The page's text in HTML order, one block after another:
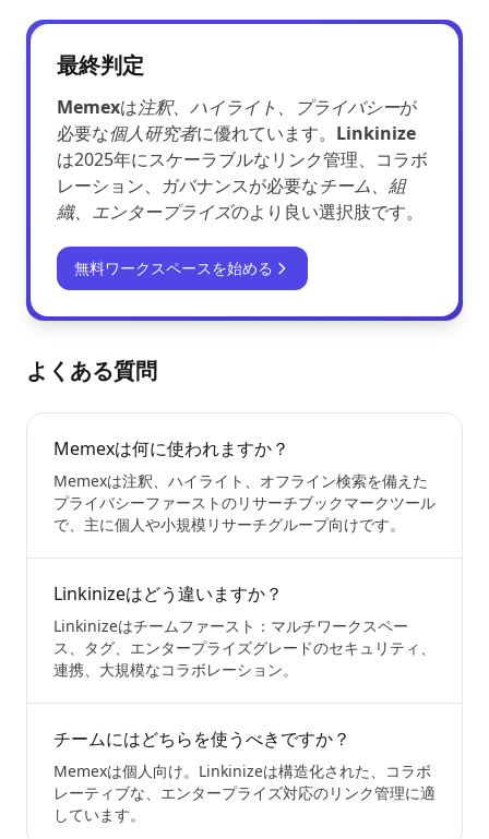
最終判定
Memexは注釈、ハイライト、プライバシーが
必要な個人研究者に優れています。 Linkinize
は2025年にスケーラブルなリンク管理、コラボ
レーション、ガバナンスが必要なチーム、組
織、エンタープライズのより良い選択肢です。
無料ワークスペースを始める
よくある質問
Memexは何に使われますか？
Memexは注釈、ハイライト、オフライン検索を備えた
プライバシーファーストのリサーチブックマークツール
で、主に個人や小規模リサーチグループ向けです。
Linkinizeはどう違いますか？
Linkinizeはチームファースト：マルチワークスペー
ス、タグ、エンタープライズグレードのセキュリティ、
連携、大規模なコラボレーション。
チームにはどちらを使うべきですか？
Memexは個人向け。Linkinizeは構造化された、コラボ
レーティブな、エンタープライズ対応のリンク管理に適
しています。